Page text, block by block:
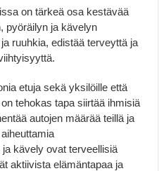
on tärkeä osa kestävää
pyöräilyn ja kävelyn
ruuhkia, edistää terveyttä ja
etuja sekä yksilöille että
tehokas tapa siirtää ihmisiä
autojen määrää teillä ja
kävely ovat terveellisiä
aktiivista elämäntapaa ja